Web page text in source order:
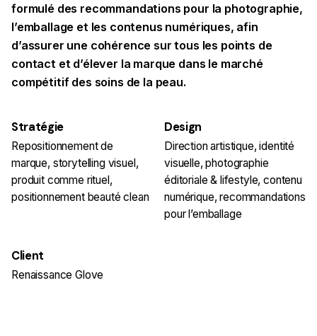
formulé des recommandations pour la photographie,
l’emballage et les contenus numériques, afin
d’assurer une cohérence sur tous les points de
contact et d’élever la marque dans le marché
compétitif des soins de la peau.
Stratégie
Repositionnement de
marque, storytelling visuel,
produit comme rituel,
positionnement beauté clean
Design
Direction artistique, identité
visuelle, photographie
éditoriale & lifestyle, contenu
numérique, recommandations
pour l’emballage
Client
Renaissance Glove